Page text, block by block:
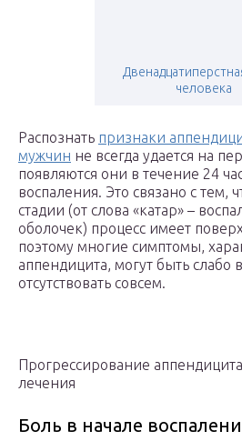
человека
Распознать признаки
мужчин не всегда удается на
появляются они в течение 24
воспаления. Это связано с тем,
стадии (от слова «катар» –
оболочек) процесс имеет
поэтому многие симптомы,
аппендицита, могут быть
отсутствовать совсем.
Прогрессирование
лечения
Боль в начале